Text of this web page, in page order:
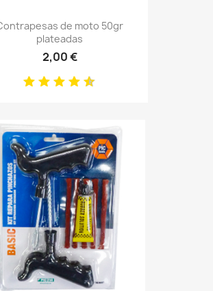
de moto 50gr
plateadas
2,00 €